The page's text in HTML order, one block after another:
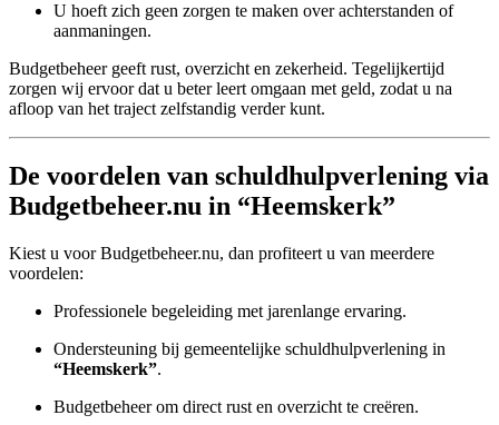
U hoeft zich geen zorgen te maken over achterstanden of
aanmaningen.
Budgetbeheer geeft rust, overzicht en zekerheid. Tegelijkertijd
zorgen wij ervoor dat u beter leert omgaan met geld, zodat u na
afloop van het traject zelfstandig verder kunt.
De voordelen van schuldhulpverlening via
Budgetbeheer.nu in “Heemskerk”
Kiest u voor Budgetbeheer.nu, dan profiteert u van meerdere
voordelen:
Professionele begeleiding met jarenlange ervaring.
Ondersteuning bij gemeentelijke schuldhulpverlening in
“Heemskerk”.
Budgetbeheer om direct rust en overzicht te creëren.